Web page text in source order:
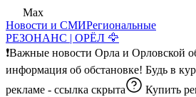
Max
Новости и СМИРегиональные
РЕЗОНАНС | ОРЁЛ 🦅
❗️Важные новости Орла и Орловской
информация об обстановке! Будь в
рекламе - ссылка скрыта Купить